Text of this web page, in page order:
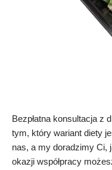
Bezpłatna konsultacja z
tym, który wariant diety
nas, a my doradzimy Ci,
okazji współpracy